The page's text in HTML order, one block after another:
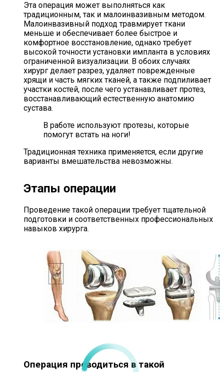
Эта операция может выполняться как
традиционным, так и малоинвазивным методом.
Малоинвазивный подход травмирует ткани
меньше и обеспечивает более быстрое и
комфортное восстановление, однако требует
высокой точности установки импланта в условиях
ограниченной визуализации. В обоих случаях
хирург делает разрез, удаляет поврежденные
хрящи и часть мягких тканей, а также подпиливает
участки костей, после чего устанавливает протез,
восстанавливающий естественную анатомию
сустава.
В работе используют протезы, которые
помогут встать на ноги!
Традиционная техника применяется, если другие
варианты вмешательства невозможны.
Этапы операции
Проведение такой операции требует тщательной
подготовки и соответственных профессиональных
навыков хирурга.
Операция проводиться в такой